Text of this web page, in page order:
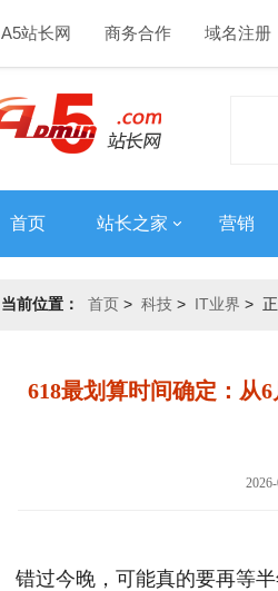
A5站长网 商务合作 域名注册
首页 站长之家 营销
当前位置： 首页 > 科技 > IT业界 >
618最划算时间确定：从
错过今晚，可能真的要再等